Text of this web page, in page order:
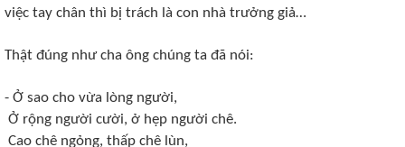
việc tay chân thì bị trách là con nhà trưởng giả…
Thật đúng như cha ông chúng ta đã nói:
- Ở sao cho vừa lòng người,
Ở rộng người cười, ở hẹp người chê.
Cao chê ngỏng, thấp chê lùn,